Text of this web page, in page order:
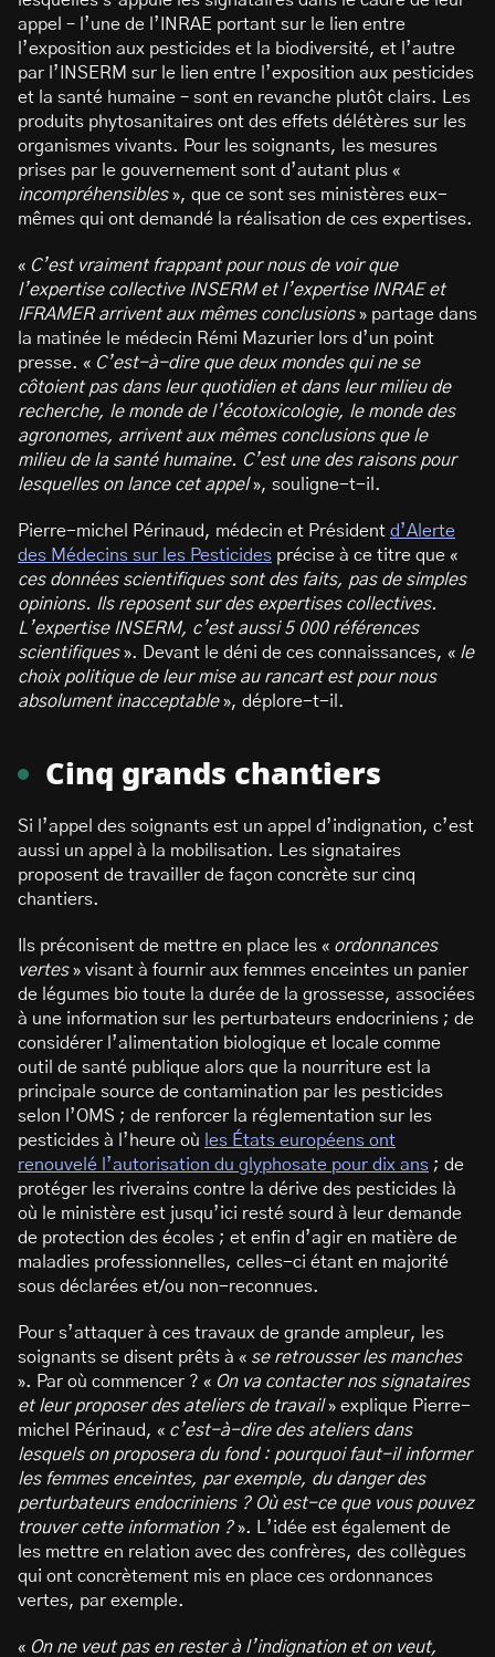
appel – l’une de l’INRAE portant sur le lien entre
l’exposition aux pesticides et la biodiversité, et l’autre
par l’INSERM sur le lien entre l’exposition aux pesticides
et la santé humaine – sont en revanche plutôt clairs. Les
produits phytosanitaires ont des effets délétères sur les
organismes vivants. Pour les soignants, les mesures
prises par le gouvernement sont d’autant plus «
incompréhensibles», que ce sont ses ministères eux-
mêmes qui ont demandé la réalisation de ces expertises.
« C’est vraiment frappant pour nous de voir que
l’expertise collective INSERM et l’expertise INRAE et
IFRAMER arrivent aux mêmes conclusions» partage dans
la matinée le médecin Rémi Mazurier lors d’un point
presse. « C’est-à-dire que deux mondes qui ne se
côtoient pas dans leur quotidien et dans leur milieu de
recherche, le monde de l’écotoxicologie, le monde des
agronomes, arrivent aux mêmes conclusions que le
milieu de la santé humaine. C’est une des raisons pour
lesquelles on lance cet appel», souligne-t-il.
Pierre-michel Périnaud, médecin et Président d’Alerte
des Médecins sur les Pesticides précise à ce titre que «
ces données scientifiques sont des faits, pas de simples
opinions. Ils reposent sur des expertises collectives.
L’expertise INSERM, c’est aussi 5 000 références
scientifiques». Devant le déni de ces connaissances, « le
choix politique de leur mise au rancart est pour nous
absolument inacceptable», déplore-t-il.
Cinq grands chantiers
Si l’appel des soignants est un appel d’indignation, c’est
aussi un appel à la mobilisation. Les signataires
proposent de travailler de façon concrète sur cinq
chantiers.
Ils préconisent de mettre en place les « ordonnances
vertes» visant à fournir aux femmes enceintes un panier
de légumes bio toute la durée de la grossesse, associées
à une information sur les perturbateurs endocriniens ; de
considérer l’alimentation biologique et locale comme
outil de santé publique alors que la nourriture est la
principale source de contamination par les pesticides
selon l’OMS ; de renforcer la réglementation sur les
pesticides à l’heure où les États européens ont
renouvelé l’autorisation du glyphosate pour dix ans ; de
protéger les riverains contre la dérive des pesticides là
où le ministère est jusqu’ici resté sourd à leur demande
de protection des écoles ; et enfin d’agir en matière de
maladies professionnelles, celles-ci étant en majorité
sous déclarées et/ou non-reconnues.
Pour s’attaquer à ces travaux de grande ampleur, les
soignants se disent prêts à « se retrousser les manches
». Par où commencer ? « On va contacter nos signataires
et leur proposer des ateliers de travail» explique Pierre-
michel Périnaud, « c’est-à-dire des ateliers dans
lesquels on proposera du fond : pourquoi faut-il informer
les femmes enceintes, par exemple, du danger des
perturbateurs endocriniens ? Où est-ce que vous pouvez
trouver cette information ?». L’idée est également de
les mettre en relation avec des confrères, des collègues
qui ont concrètement mis en place ces ordonnances
vertes, par exemple.
« On ne veut pas en rester à l’indignation et on veut,